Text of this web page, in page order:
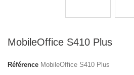
MobileOffice S410 Plus
Référence MobileOffice S410 Plus